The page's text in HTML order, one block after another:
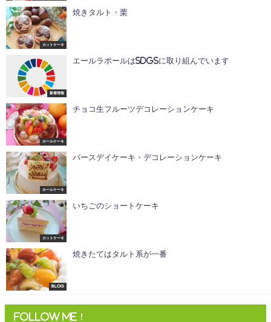
カットケーキ
焼きタルト・栗
新着情報
エールラポールはSDGsに取り組んでいます
ホールケーキ
チョコ生フルーツデコレーションケーキ
ホールケーキ
バースデイケーキ・デコレーションケーキ
カットケーキ
いちごのショートケーキ
Blog
焼きたてはタルト系が一番
Follow me！